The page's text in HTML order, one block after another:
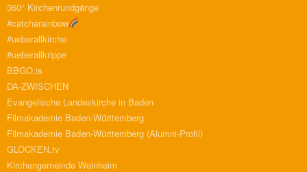
360° Kirchenrundgänge
#catcharainbow
#ueberallkirche
#ueberallkrippe
BBGO.is
DA-ZWISCHEN
Evangelische Landeskirche in Baden
Filmakademie Baden-Württemberg
Filmakademie Baden-Württemberg (Alumni-Profil)
GLOCKEN.tv
Kirchengemeinde Weinheim